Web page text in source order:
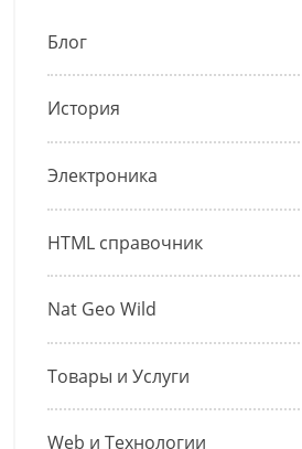
Блог
История
Электроника
HTML справочник
Nat Geo Wild
Товары и Услуги
Web и Технологии